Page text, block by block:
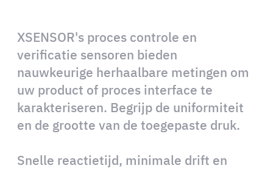
XSENSOR's proces controle en
verificatie sensoren bieden
nauwkeurige herhaalbare metingen om
uw product of proces interface te
karakteriseren. Begrijp de uniformiteit
en de grootte van de toegepaste druk.
Snelle reactietijd, minimale drift en